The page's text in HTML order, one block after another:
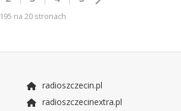
195 na 20 stronach
radioszczecin.pl
radioszczecinextra.pl